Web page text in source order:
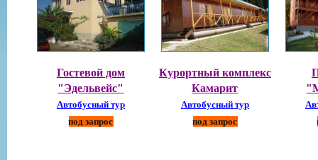
Гостевой дом
"Эдельвейс"
Автобусный тур
под запрос
Курортный комплекс
Камарит
Автобусный тур
под запрос